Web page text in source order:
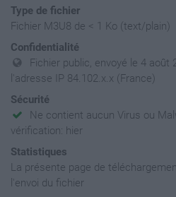
Type de fichier
Fichier M3U8 de < 1 Ko (text/plain)
Confidentialité
Fichier public, envoyé le 4 août
l'adresse IP 84.102.x.x (France)
Sécurité
Ne contient aucun Virus ou
vérification: hier
Statistiques
La présente page de
l'envoi du fichier